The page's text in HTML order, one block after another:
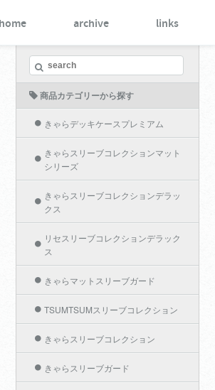
home archive links
商品カテゴリーから探す
きゃらデッキケースプレミアム
きゃらスリーブコレクションマット
シリーズ
きゃらスリーブコレクションデラッ
クス
リセスリーブコレクションデラック
ス
きゃらマットスリーブガード
TSUMTSUMスリーブコレクション
きゃらスリーブコレクション
きゃらスリーブガード